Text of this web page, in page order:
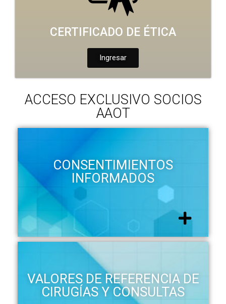
CERTIFICADO DE ÉTICA
Ingresar
ACCESO EXCLUSIVO SOCIOS
AAOT
CONSENTIMIENTOS
INFORMADOS
VALORES DE REFERENCIA DE
CIRUGÍAS Y CONSULTAS